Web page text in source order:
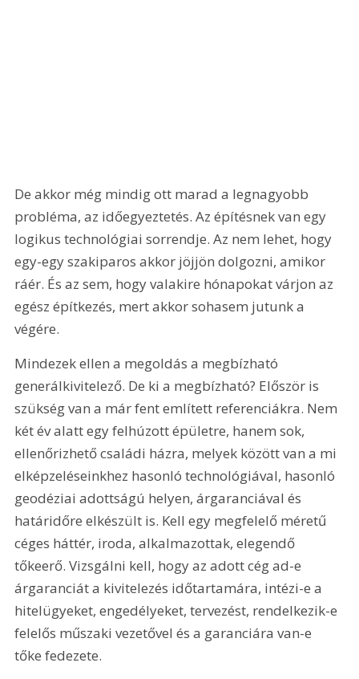
De akkor még mindig ott marad a legnagyobb
probléma, az időegyeztetés. Az építésnek van egy
logikus technológiai sorrendje. Az nem lehet, hogy
egy-egy szakiparos akkor jöjjön dolgozni, amikor
ráér. És az sem, hogy valakire hónapokat várjon az
egész építkezés, mert akkor sohasem jutunk a
végére.
Mindezek ellen a megoldás a megbízható
generálkivitelező. De ki a megbízható? Először is
szükség van a már fent említett referenciákra. Nem
két év alatt egy felhúzott épületre, hanem sok,
ellenőrizhető családi házra, melyek között van a mi
elképzeléseinkhez hasonló technológiával, hasonló
geodéziai adottságú helyen, árgaranciával és
határidőre elkészült is. Kell egy megfelelő méretű
céges háttér, iroda, alkalmazottak, elegendő
tőkeerő. Vizsgálni kell, hogy az adott cég ad-e
árgaranciát a kivitelezés időtartamára, intézi-e a
hitelügyeket, engedélyeket, tervezést, rendelkezik-e
felelős műszaki vezetővel és a garanciára van-e
tőke fedezete.